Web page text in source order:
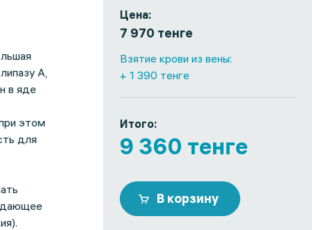
Цена:
7 970 тенге
Взятие крови из вены:
+ 1 390 тенге
Итого:
9 360 тенге
В корзину
А,
в яде
этом
для